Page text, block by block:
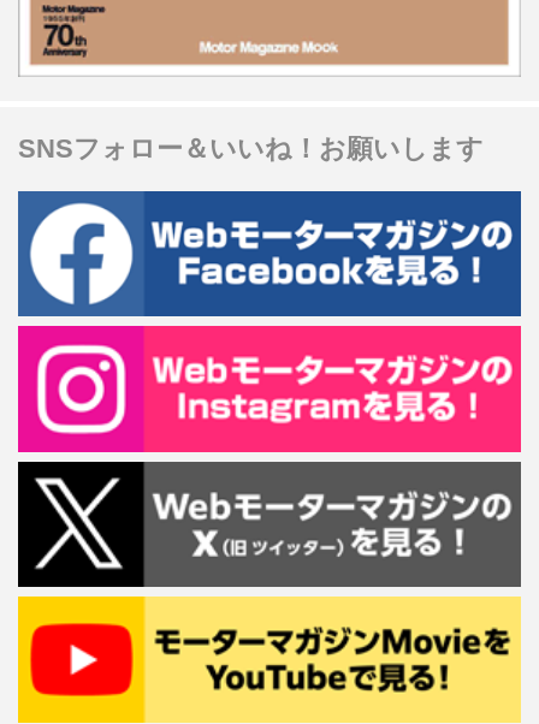
SNSフォロー＆いいね！お願いします